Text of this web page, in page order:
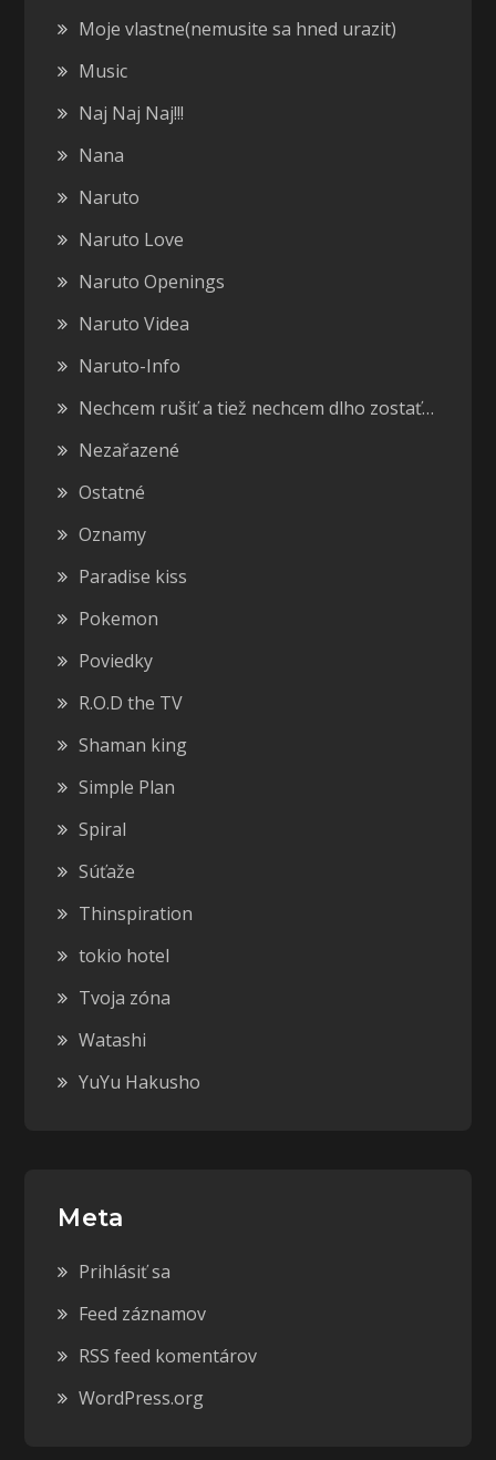
Moje vlastne(nemusite sa hned urazit)
Music
Naj Naj Naj!!!
Nana
Naruto
Naruto Love
Naruto Openings
Naruto Videa
Naruto-Info
Nechcem rušiť a tiež nechcem dlho zostať…
Nezařazené
Ostatné
Oznamy
Paradise kiss
Pokemon
Poviedky
R.O.D the TV
Shaman king
Simple Plan
Spiral
Súťaže
Thinspiration
tokio hotel
Tvoja zóna
Watashi
YuYu Hakusho
Meta
Prihlásiť sa
Feed záznamov
RSS feed komentárov
WordPress.org